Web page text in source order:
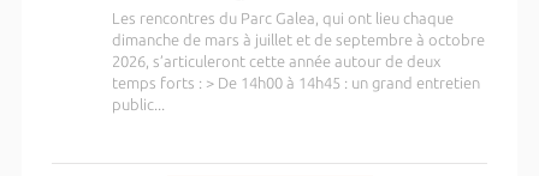
Les rencontres du Parc Galea, qui ont lieu chaque
dimanche de mars à juillet et de septembre à octobre
2026, s’articuleront cette année autour de deux
temps forts : > De 14h00 à 14h45 : un grand entretien
public...